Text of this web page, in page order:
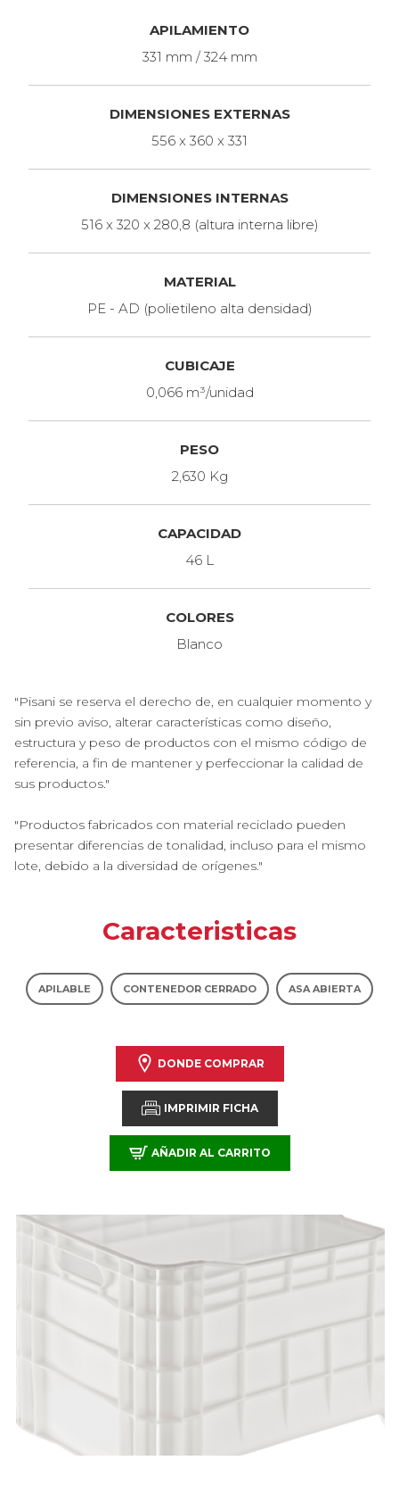
APILAMIENTO
331 mm / 324 mm
DIMENSIONES EXTERNAS
556 x 360 x 331
DIMENSIONES INTERNAS
516 x 320 x 280,8 (altura interna libre)
MATERIAL
PE - AD (polietileno alta densidad)
CUBICAJE
0,066 m³/unidad
PESO
2,630 Kg
CAPACIDAD
46 L
COLORES
Blanco
"Pisani se reserva el derecho de, en cualquier momento y
sin previo aviso, alterar características como diseño,
estructura y peso de productos con el mismo código de
referencia, a fin de mantener y perfeccionar la calidad de
sus productos."
"Productos fabricados con material reciclado pueden
presentar diferencias de tonalidad, incluso para el mismo
lote, debido a la diversidad de orígenes."
Caracteristicas
APILABLE CONTENEDOR CERRADO ASA ABIERTA
DONDE COMPRAR
IMPRIMIR FICHA
AÑADIR AL CARRITO